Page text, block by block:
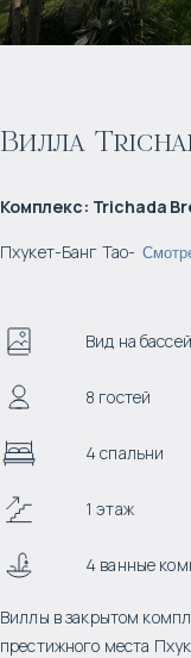
Вилла
Комплекс: Trichada
Пхукет-Банг Тао-
Вид на
8 гостей
4 спальни
1 этаж
4 ванные
Виллы в закрытом
престижного места